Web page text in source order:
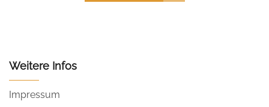
Weitere Infos
Impressum